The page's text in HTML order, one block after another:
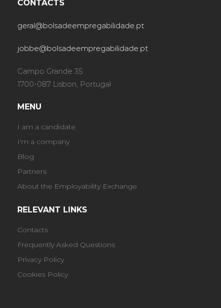
CONTACTS
geral@bolsadeempregabilidade.pt
jobbe@bolsadeempregabilidade.pt
Campo Grande 35
1700-087 Lisbon, Portugal
MENU
I am a candidate
I'm a company
Blog
Partners
About the Employability Exchange
RELEVANT LINKS
Contacts
Frequently Asked Questions
Privacy Policy
Cookies Policy